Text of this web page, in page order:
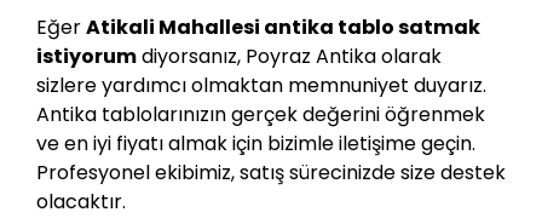
EğerAtikali Mahallesi antika tablo satmak
istiyorumdiyorsanız, Poyraz Antika olarak
sizlere yardımcı olmaktan memnuniyet duyarız.
Antika tablolarınızın gerçek değerini öğrenmek
ve en iyi fiyatı almak için bizimle iletişime geçin.
Profesyonel ekibimiz, satış sürecinizde size destek
olacaktır.